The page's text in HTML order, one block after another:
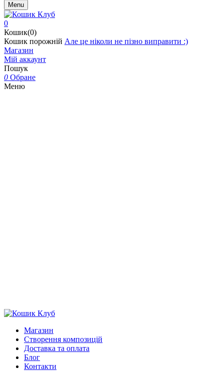
Menu
0
Кошик(0)
Кошик порожній Але це ніколи не пізно виправити :)
Магазин
Мій аккаунт
Пошук
0 Обране
Меню
Магазин
Створення композицій
Доставка та оплата
Блог
Контакти